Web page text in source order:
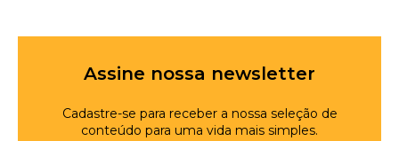
Assine nossa newsletter
Cadastre-se para receber a nossa seleção de
conteúdo para uma vida mais simples.